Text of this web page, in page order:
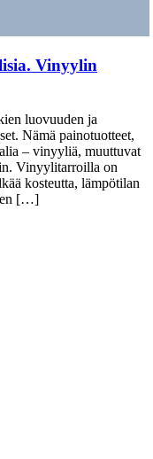
Vinyylin
luovuuden ja
Nämä painotuotteet,
– vinyyliä, muuttuvat
Vinyylitarroilla on
kosteutta, lämpötilan
[…]